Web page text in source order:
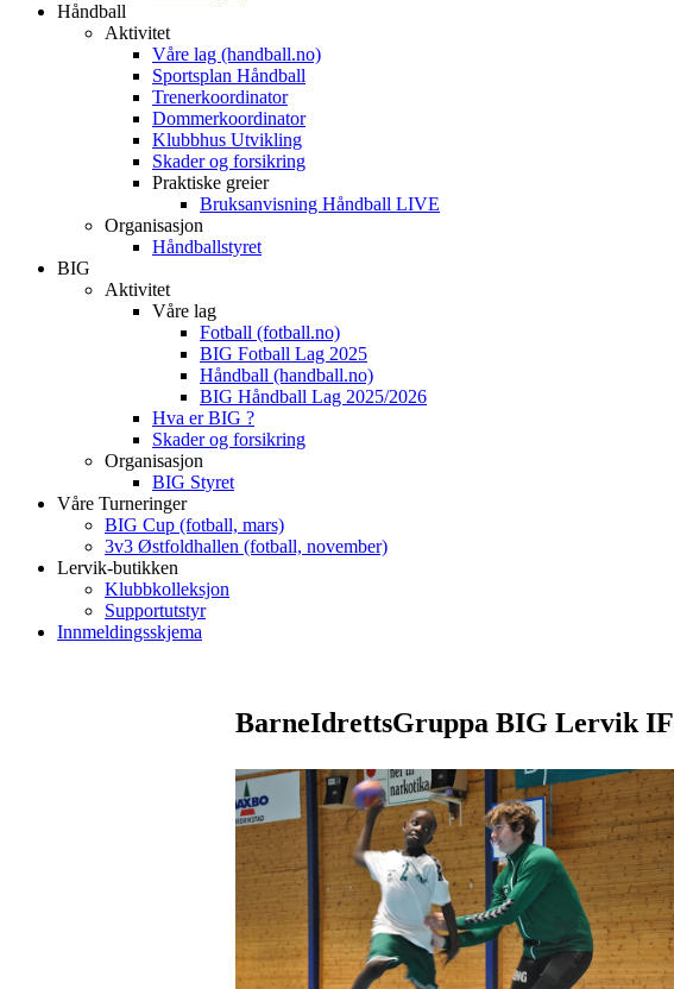
Håndball
Aktivitet
Våre lag (handball.no)
Sportsplan Håndball
Trenerkoordinator
Dommerkoordinator
Klubbhus Utvikling
Skader og forsikring
Praktiske greier
Bruksanvisning Håndball LIVE
Organisasjon
Håndballstyret
BIG
Aktivitet
Våre lag
Fotball (fotball.no)
BIG Fotball Lag 2025
Håndball (handball.no)
BIG Håndball Lag 2025/2026
Hva er BIG ?
Skader og forsikring
Organisasjon
BIG Styret
Våre Turneringer
BIG Cup (fotball, mars)
3v3 Østfoldhallen (fotball, november)
Lervik-butikken
Klubbkolleksjon
Supportutstyr
Innmeldingsskjema
BarneIdrettsGruppa BIG Lervik IF